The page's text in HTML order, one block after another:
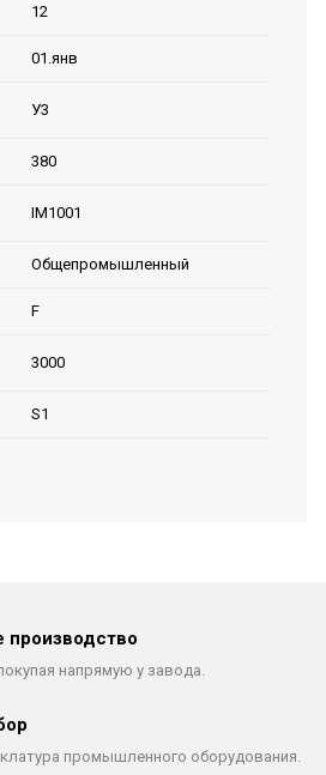
12
01.янв
У3
380
IM1001
Общепромышленный
F
3000
S1
производство
напрямую у завода.
промышленного оборудования.